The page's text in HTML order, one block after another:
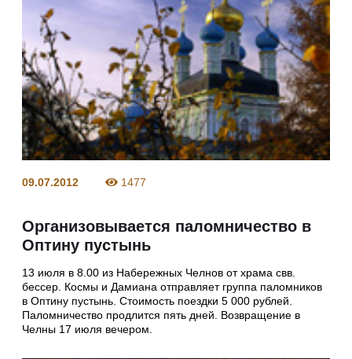
09.07.2012 1477
Организовывается паломничество в
Оптину пустынь
13 июля в 8.00 из Набережных Челнов от храма свв.
бессер. Космы и Дамиана отправляет группа паломников
в Оптину пустынь. Стоимость поездки 5 000 рублей.
Паломничество продлится пять дней. Возвращение в
Челны 17 июля вечером.